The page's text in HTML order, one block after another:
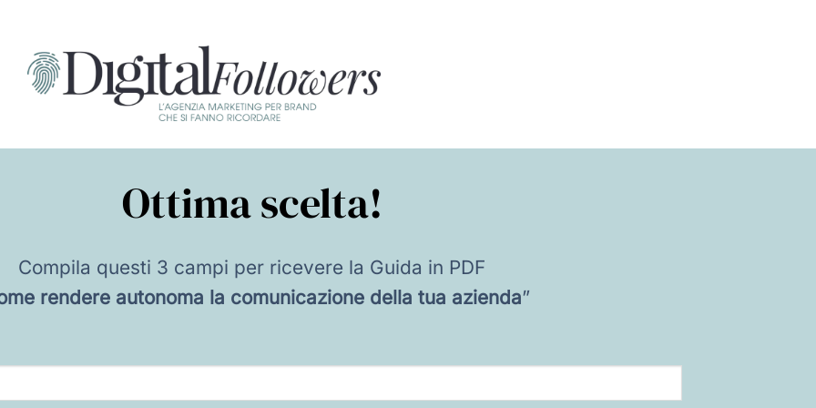
Ottima scelta!
Compila questi 3 campi per ricevere la Guida in PDF
rendere autonoma la comunicazione della tua azienda”